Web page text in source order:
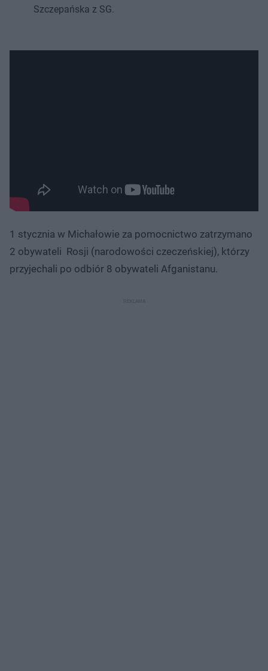
Szczepańska z SG.
1 stycznia w Michałowie za pomocnictwo zatrzymano
2 obywateli Rosji (narodowości czeczeńskiej), którzy
przyjechali po odbiór 8 obywateli Afganistanu.